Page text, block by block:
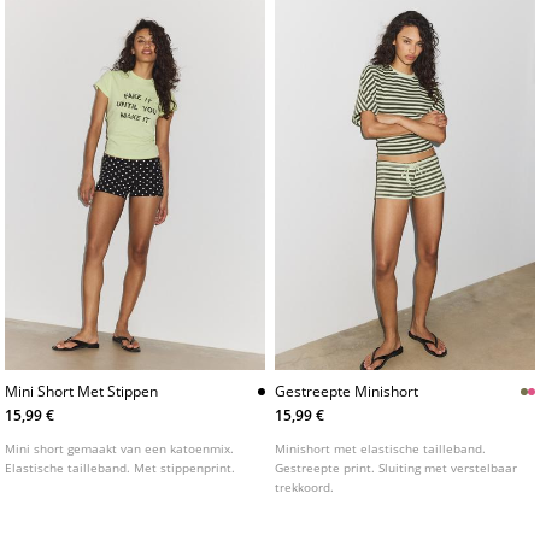
Mini Short Met Stippen
15,99 €
Mini short gemaakt van een katoenmix.
Elastische tailleband. Met stippenprint.
Gestreepte Minishort
15,99 €
Minishort met elastische tailleband.
Gestreepte print. Sluiting met verstelbaar
trekkoord.